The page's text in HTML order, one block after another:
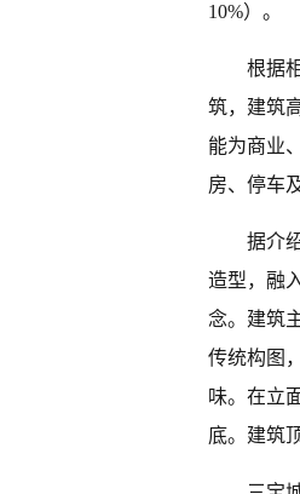
10%）。
根据
筑，建筑
能为商业
房、停车
据介
造型，融
念。建筑
传统构图
味。在立
底。建筑